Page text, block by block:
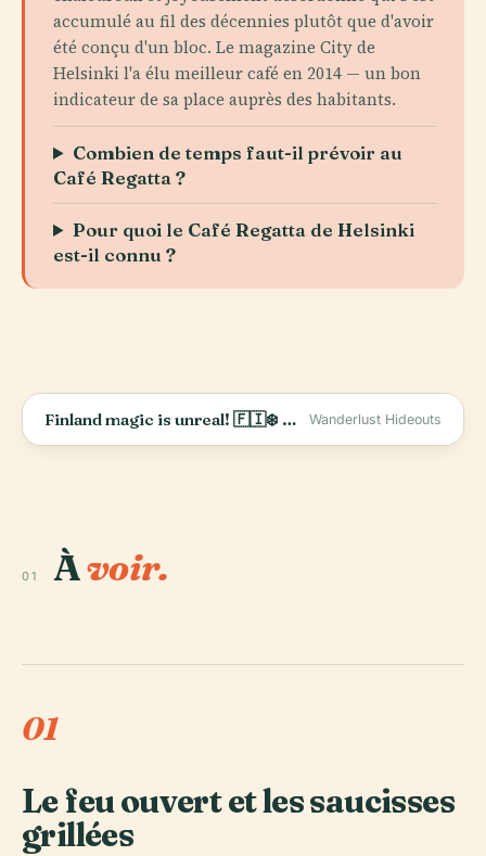
accumulé au fil des décennies plutôt que d'avoir
été conçu d'un bloc. Le magazine City de
Helsinki l'a élu meilleur café en 2014 — un bon
indicateur de sa place auprès des habitants.
Combien de temps faut-il prévoir au
Café Regatta ?
Pour quoi le Café Regatta de Helsinki
est-il connu ?
Finland magic is unreal! 🇫🇮❄️ Helsinki, Nuuksio &amp; Lapland—who’s in? ✨ #TravelShorts #VisitFinland Wanderlust Hideouts
01 Àvoir.
01
Le feu ouvert et les saucisses
grillées